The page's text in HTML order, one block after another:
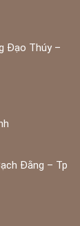
Đạo Thúy –
Đằng – Tp